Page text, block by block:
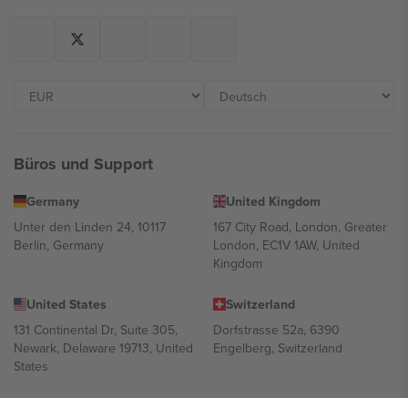
Büros und Support
Germany
Unter den Linden 24, 10117
Berlin, Germany
United Kingdom
167 City Road, London, Greater
London, EC1V 1AW, United
Kingdom
United States
131 Continental Dr, Suite 305,
Newark, Delaware 19713, United
States
Switzerland
Dorfstrasse 52a, 6390
Engelberg, Switzerland